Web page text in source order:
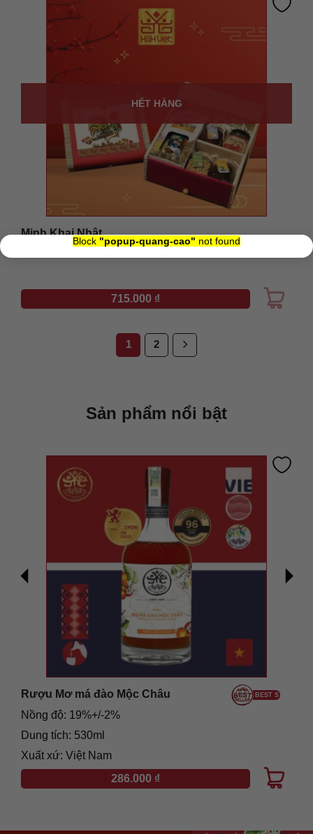
Block "popup-quang-cao" not found ×
HẾT HÀNG
Minh Khai Nhật
715.000 ₫
1 2
Sản phẩm nổi bật
BEST
Nồng độ: 19%+/-2%
Dung tích: 530ml
Xuất xứ: Việt Nam
Rượu Mơ má đào Mộc Châu
286.000 ₫